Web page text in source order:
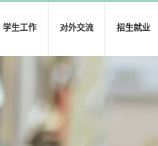
学生工作 对外交流 招生就业